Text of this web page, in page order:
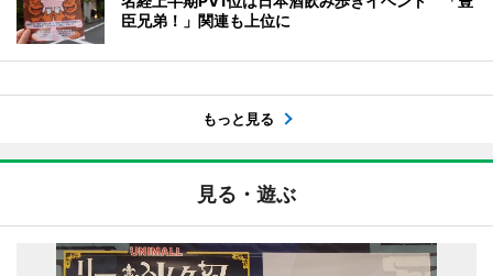
臣兄弟！」関連も上位に
もっと見る
見る・遊ぶ